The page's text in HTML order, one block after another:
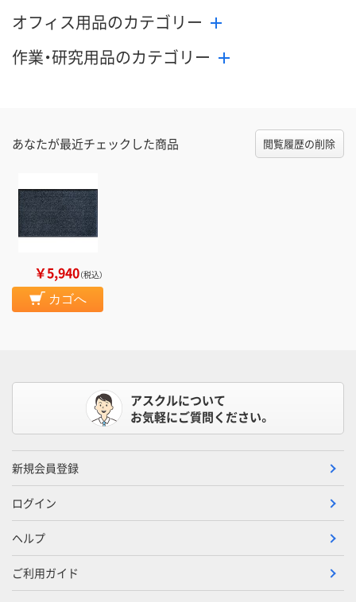
オフィス用品のカテゴリー
作業・研究用品のカテゴリー
あなたが最近チェックした商品 閲覧履歴の削除
￥5,940（税込）
カゴへ
アスクルについて
お気軽にご質問ください。
新規会員登録
ログイン
ヘルプ
ご利用ガイド